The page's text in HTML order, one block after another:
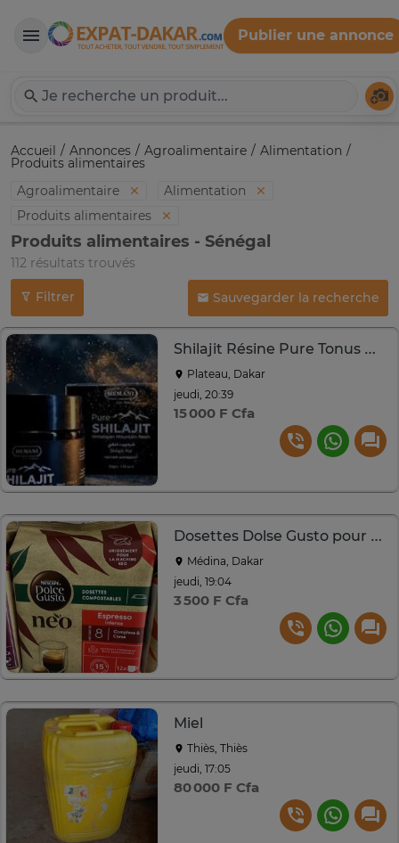
Expat-Dakar
Publier une annonce
Accueil Annonces Agroalimentaire Alimentation
Produits alimentaires
Agroalimentaire
Alimentation
Produits alimentaires
Produits alimentaires - Sénégal
112 résultats trouvés
Filtrer Sauvegarder la recherche
Shilajit Résine Pure Tonus Naturelle
Plateau, Dakar
jeudi, 20:39
15 000 F Cfa
Dosettes Dolse Gusto pour Machine NEO
Médina, Dakar
jeudi, 19:04
3 500 F Cfa
Miel
Thiès, Thiès
jeudi, 17:05
80 000 F Cfa